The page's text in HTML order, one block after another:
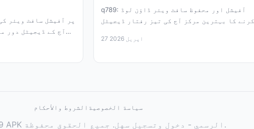
آج کے ڈیجیٹل دور
q789: آفیشل اور محفوظ سافٹ ویئر ڈاؤن لوڈ
کرنے کا بہترین مرکز آج کی تیز رفتار ڈیجیٹل
27 اپریل 2026
الشروط والأحكام سياسة الخصوصية
© 2026 q789 APK الرسمي - دخول وتسجيل سهل. جميع الحقوق محفوظة.